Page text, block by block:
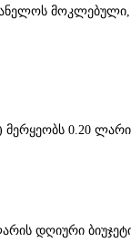
მოკლებული,
0.20
დღიური